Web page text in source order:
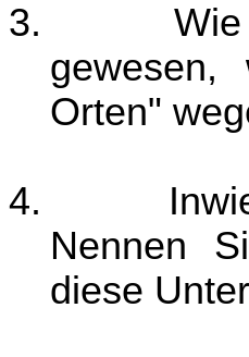
3.
gewesen,
Orten"
4.
Nennen
diese